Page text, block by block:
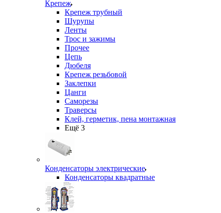
Крепеж
Крепеж трубный
Шурупы
Ленты
Трос и зажимы
Прочее
Цепь
Дюбеля
Крепеж резьбовой
Заклепки
Цанги
Саморезы
Траверсы
Клей, герметик, пена монтажная
Ещё 3
Конденсаторы электрические
Конденсаторы квадратные